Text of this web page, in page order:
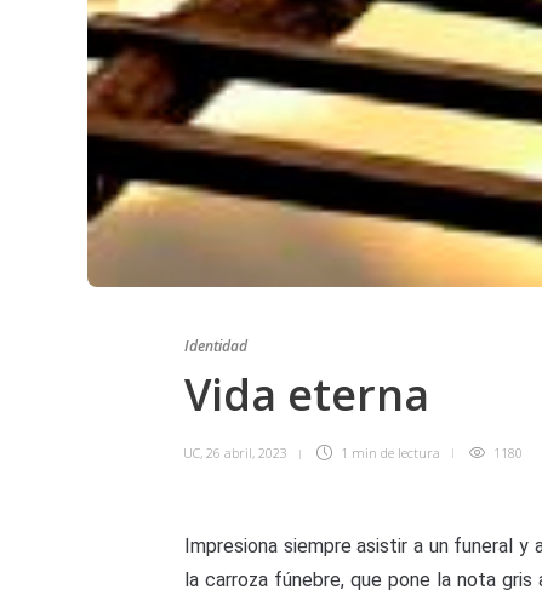
Identidad
Vida eterna
UC, 26 abril, 2023 1 min de lectura 1180
Impresiona siempre asistir a un funeral
la carroza fúnebre, que pone la nota